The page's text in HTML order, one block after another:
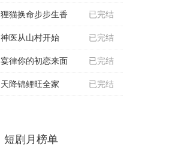
已完结
狸猫换命步步生香
已完结
神医从山村开始
已完结
宴律你的初恋来面
已完结
天降锦鲤旺全家
短剧月榜单